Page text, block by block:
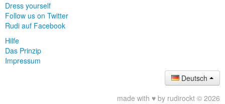
Dress yourself
Follow us on Twitter
Rudi auf Facebook
Hilfe
Das Prinzip
Impressum
Deutsch
made with ♥ by rudirockt © 2026